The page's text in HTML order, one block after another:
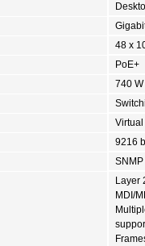
48 x
PoE+
740 W
9216
SNMP
Layer
MDI/